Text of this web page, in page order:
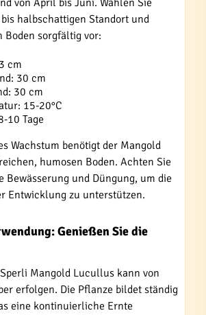
von April bis Juni. Wählen Sie
halbschattigen Standort und
Boden sorgfältig vor:
cm
30 cm
30 cm
15-20°C
10 Tage
Wachstum benötigt der Mangold
humosen Boden. Achten Sie
Bewässerung und Düngung, um die
Entwicklung zu unterstützen.
Genießen Sie die
Mangold Lucullus kann von
erfolgen. Die Pflanze bildet ständig
eine kontinuierliche Ernte